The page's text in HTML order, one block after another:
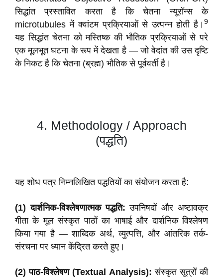
सिद्धांत प्रस्तावित करता है कि चेतना न्यूरॉन्स के
microtubules में क्वांटम प्रक्रियाओं से उत्पन्न होती है। 9
यह सिद्धांत चेतना को मस्तिष्क की भौतिक प्रक्रियाओं से परे
एक मूलभूत घटना के रूप में देखता है — जो वेदांत की उस दृष्टि
के निकट है कि चेतना (ब्रह्म) भौतिक से पूर्ववर्ती है।
4. Methodology / Approach
(पद्धति)
यह शोध पत्र निम्नलिखित पद्धतियों का संयोजन करता है:
(1) दार्शनिक-विश्लेषणात्मक पद्धति: उपनिषदों और अष्टावक्र
गीता के मूल संस्कृत पाठों का भाषाई और दार्शनिक विश्लेषण
किया गया है — शाब्दिक अर्थ, व्युत्पत्ति, और आंतरिक तर्क-
संरचना पर ध्यान केंद्रित करते हुए।
(2) पाठ-विश्लेषण (Textual Analysis): संस्कृत सूत्रों की